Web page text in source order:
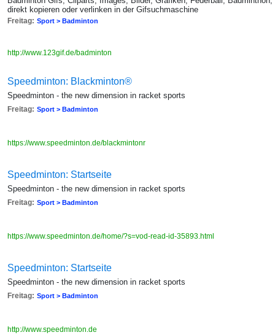
direkt kopieren oder verlinken in der Gifsuchmaschine
Freitag: Sport > Badminton
http://www.123gif.de/badminton
Speedminton: Blackminton®
Speedminton - the new dimension in racket sports
Freitag: Sport > Badminton
https://www.speedminton.de/blackmintonr
Speedminton: Startseite
Speedminton - the new dimension in racket sports
Freitag: Sport > Badminton
https://www.speedminton.de/home/?s=vod-read-id-35893.html
Speedminton: Startseite
Speedminton - the new dimension in racket sports
Freitag: Sport > Badminton
http://www.speedminton.de